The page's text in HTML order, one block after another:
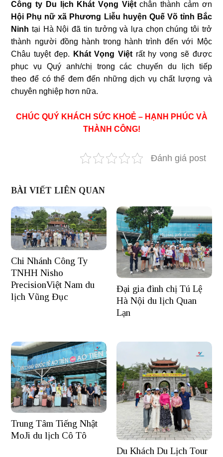
Công ty Du lịch Khát Vọng Việtchân thành cảm ơn
Hội Phụ nữ xã Phương Liễu huyện Quế Võ tỉnh Bắc
Ninh tại Hà Nội đã tin tưởng và lựa chọn chúng tôi trở
thành người đồng hành trong hành trình đến với Mộc
Châu tuyệt đẹp.
Khát Vọng Việt rất hy vọng sẽ được
phục vụ Quý anh/chị trong các chuyến du lịch tiếp
theo để có thể đem đến những dịch vụ chất lượng và
chuyên nghiệp hơn nữa.
CHÚC QUÝ KHÁCH SỨC KHOẺ – HẠNH PHÚC VÀ
THÀNH CÔNG!
Đánh giá post
BÀI VIẾT LIÊN QUAN
Chi Nhánh Công Ty
TNHH Nisho
PrecisionViệt Nam du
lịch Vũng Đục
Đại gia đình chị Tú Lệ
Hà Nội du lịch Quan
Lạn
Trung Tâm Tiếng Nhật
MoJi du lịch Cô Tô
Du Khách Du Lịch Tour